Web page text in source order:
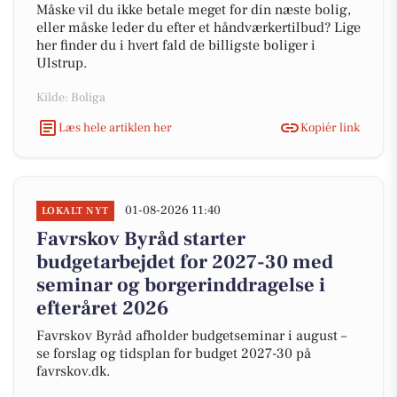
Måske vil du ikke betale meget for din næste bolig,
eller måske leder du efter et håndværkertilbud? Lige
her finder du i hvert fald de billigste boliger i
Ulstrup.
Kilde: Boliga
Læs hele artiklen her
Kopiér link
LOKALT NYT 01-08-2026 11:40
Favrskov Byråd starter
budgetarbejdet for 2027-30 med
seminar og borgerinddragelse i
efteråret 2026
Favrskov Byråd afholder budgetseminar i august –
se forslag og tidsplan for budget 2027-30 på
favrskov.dk.